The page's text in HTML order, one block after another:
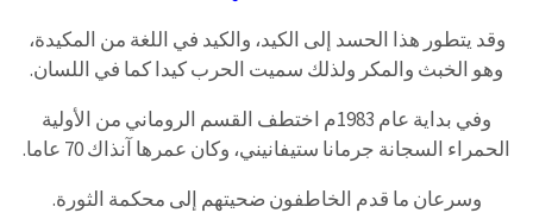
وقد يتطور هذا الحسد إلى الكيد، والكيد في اللغة من المكيدة،
وهو الخبث والمكر ولذلك سميت الحرب كيدا كما في اللسان.
وفي بداية عام 1983م اختطف القسم الروماني من الأولية
الحمراء السجانة جرمانا ستيفانيني، وكان عمرها آنذاك 70 عاما.
وسرعان ما قدم الخاطفون ضحيتهم إلى محكمة الثورة.